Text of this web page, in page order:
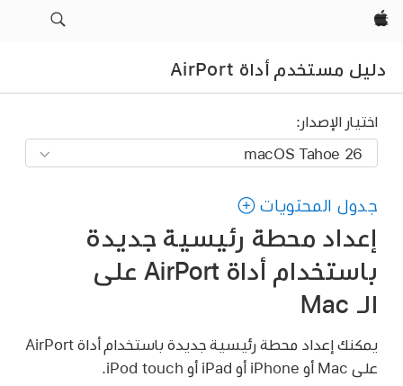
Apple‏
دليل مستخدم أداة AirPort
اختيار الإصدار:
جدول المحتويات
إعداد محطة رئيسية جديدة
باستخدام أداة AirPort على
الـ Mac
يمكنك إعداد محطة رئيسية جديدة باستخدام أداة AirPort
على Mac أو iPhone أو iPad أو iPod touch.